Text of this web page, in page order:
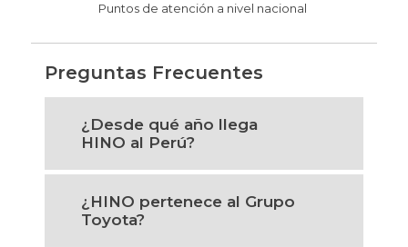
Puntos de atención a nivel nacional
Preguntas Frecuentes
¿Desde qué año llega
HINO al Perú?
¿HINO pertenece al Grupo
Toyota?